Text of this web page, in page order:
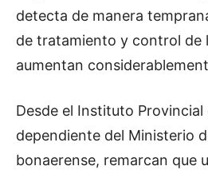
detecta de manera
de tratamiento y control de
aumentan
Desde el Instituto Provincial
dependiente del Ministerio
bonaerense, remarcan que